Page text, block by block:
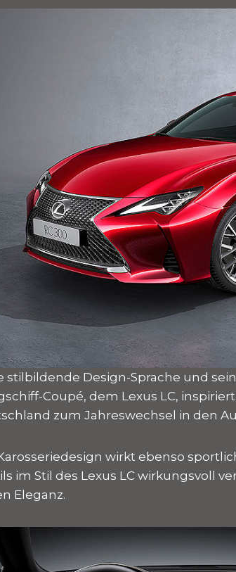
stilbildende Design-Sprache und
Coupé, dem Lexus LC,
zum Jahreswechsel in den
wirkt ebenso
im Stil des Lexus LC wirkungsvoll
Eleganz.